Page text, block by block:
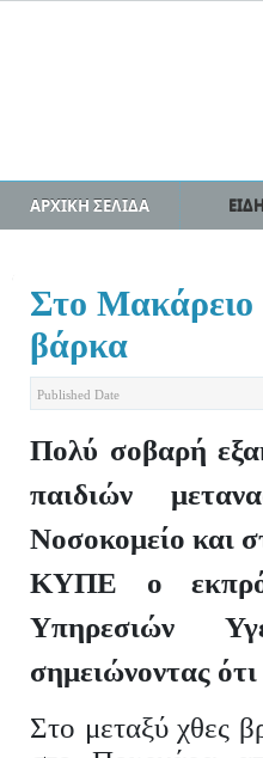
ΑΡΧΙΚΗ ΣΕΛΙΔΑ
Στο Μακάρειο
βάρκα
Published Date
Πολύ σoβαρή
παιδιών
Νοσοκομείο και
ΚΥΠΕ ο
Υπηρεσιών
σημειώνοντας
Στο μεταξύ χθες